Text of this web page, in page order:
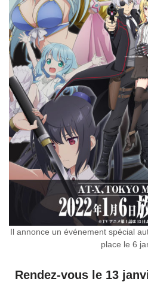
Il annonce un événement spécial
place le 6
Rendez-vous le 13